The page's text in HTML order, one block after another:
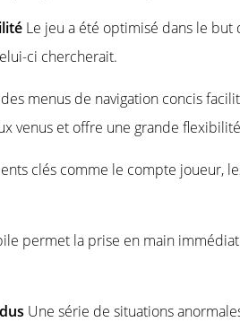
Le jeu a été optimisé dans le
ci chercherait.
menus de navigation concis
venus et offre une grande
clés comme le compte joueur,
permet la prise en main
Une série de situations